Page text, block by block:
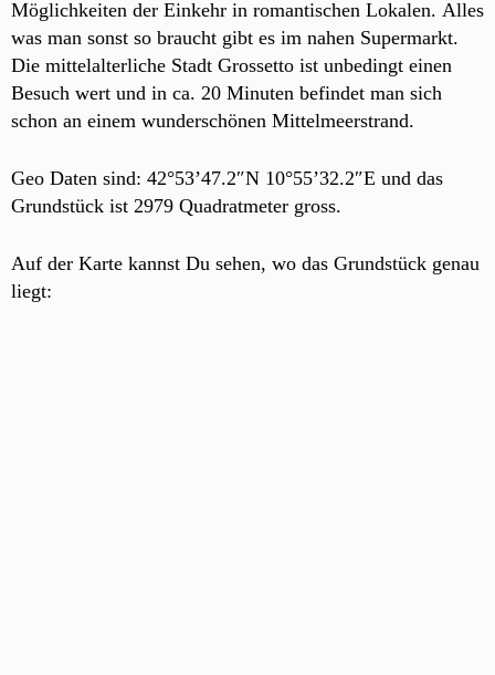
Möglichkeiten der Einkehr in romantischen Lokalen. Alles
was man sonst so braucht gibt es im nahen Supermarkt.
Die mittelalterliche Stadt Grossetto ist unbedingt einen
Besuch wert und in ca. 20 Minuten befindet man sich
schon an einem wunderschönen Mittelmeerstrand.
Geo Daten sind: 42°53’47.2″N 10°55’32.2″E und das
Grundstück ist 2979 Quadratmeter gross.
Auf der Karte kannst Du sehen, wo das Grundstück genau
liegt: